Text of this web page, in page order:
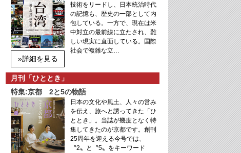
»詳細を見る
技術をリードし、日本統治時代
の記憶も、歴史の一部として内
包している。一方で、現在は米
中対立の最前線に立たされ、難
しい現実に直面している。国際
社会で複雑な立…
月刊「ひととき」
特集:京都 2と5の物語
日本の文化や風土、人々の営み
を伝え、旅へと誘ってきた「ひ
ととき」。当誌が幾度となく特
集してきたのが京都です。創刊
25周年を迎える今号では、
〝2〟と〝5〟をキーワード